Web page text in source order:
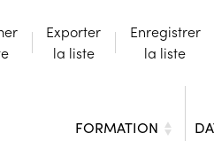
Exporter
la liste
Enregistrer
la liste
FORMATION